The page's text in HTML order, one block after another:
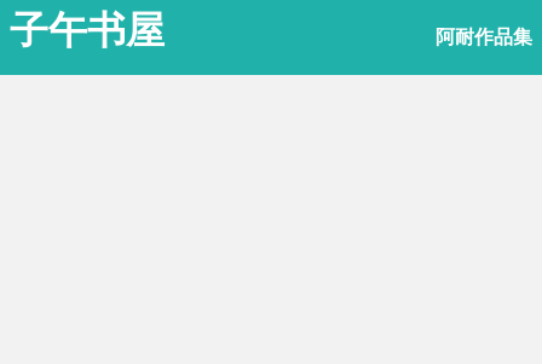
子午书屋 阿耐作品集